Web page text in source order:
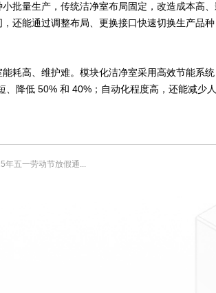
批量生产，传统洁净室布局固定，改造成本高
还能通过调整布局、更换接口快速切换生产品
耗高、维护难。模块化洁净室采用高效节能系
降低 50% 和 40%；自动化程度高，还能减少
五一劳动节放假通...